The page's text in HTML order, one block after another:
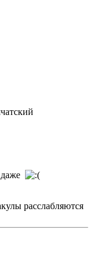
даже
расслабляются